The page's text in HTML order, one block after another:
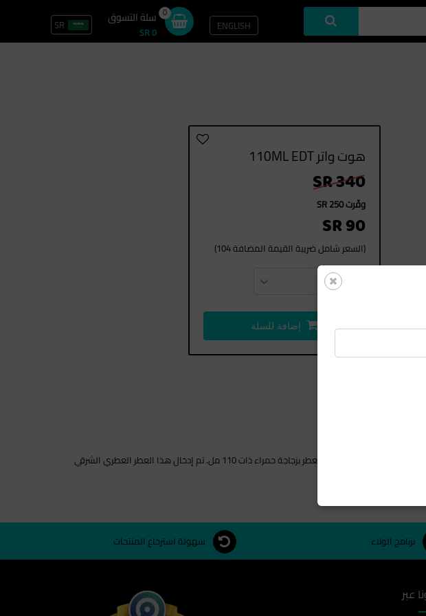
ENGLISH
0 سلة التسوق
SR 0
SRتسجيل الدخول / سجل
هوت واتر 110ML EDT
SR 340
وفّرت SR 250
SR 90
(السعر شامل ضريبة القيمة المضافة 104)
العدد 1
إضافة للسلة
يحتوي هذا العطر العطري على دافيدوف ياتيك بزجاجة برتقالية رائعة وجيئة تتناسب مع رائحة العطر الذيه. اطلق هذا العطر في سبتمبر عام 2009. ياتيك هذا العطر بزجاجة حمراء ذات 110 مل. تم إدخال هذا العطر العطري الشرقي
الافضل للرجال ايضا.
برنامج الولاء سهولة استرجاع المنتجات
عبر